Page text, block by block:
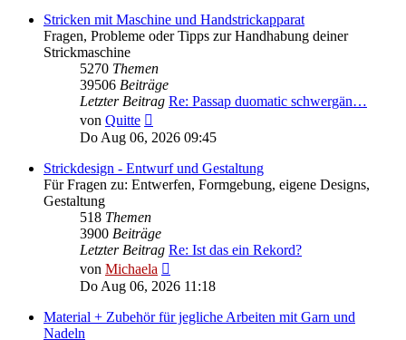
Stricken mit Maschine und Handstrickapparat
Fragen, Probleme oder Tipps zur Handhabung deiner
Strickmaschine
5270 Themen
39506 Beiträge
Letzter Beitrag Re: Passap duomatic schwergän…
von Quitte
Beitrag
Do Aug 06, 2026 09:45
Strickdesign - Entwurf und Gestaltung
Für Fragen zu: Entwerfen, Formgebung, eigene Designs,
Gestaltung
518 Themen
3900 Beiträge
Letzter Beitrag Re: Ist das ein Rekord?
von Michaela
Beitrag
Do Aug 06, 2026 11:18
Material + Zubehör für jegliche Arbeiten mit Garn und
Nadeln